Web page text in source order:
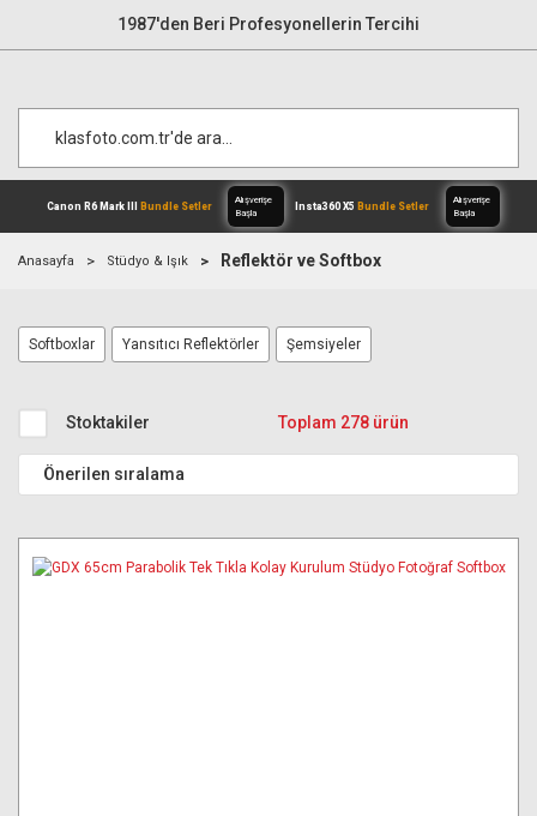
1987'den Beri Profesyonellerin Tercihi
Canon R6 Mark IIIBundle Setler
Anasayfa Stüdyo & Işık Reflektör ve Softbox
Softboxlar Yansıtıcı Reflektörler Şemsiyeler
Stoktakiler Toplam 278 ürün